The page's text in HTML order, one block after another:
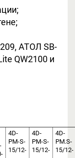
АТОЛ SB-
QW2100 и
4D-
PM-S-
15/12-
4D-
PM-S-
15/12-
4D-
PM.S-
15/12-